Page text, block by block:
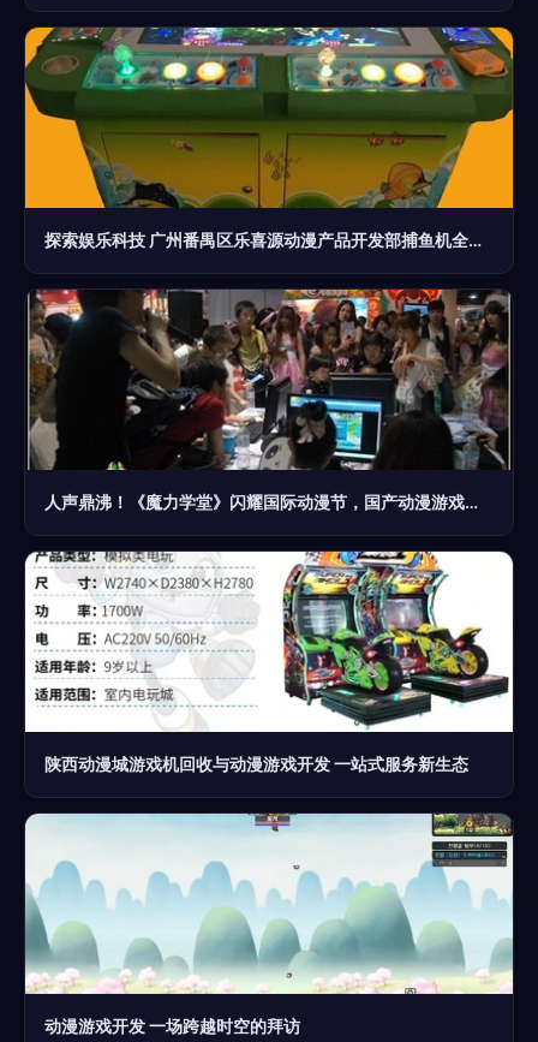
探索娱乐科技 广州番禺区乐喜源动漫产品开发部捕鱼机全解析
人声鼎沸！《魔力学堂》闪耀国际动漫节，国产动漫游戏开发引热潮
陕西动漫城游戏机回收与动漫游戏开发 一站式服务新生态
动漫游戏开发 一场跨越时空的拜访